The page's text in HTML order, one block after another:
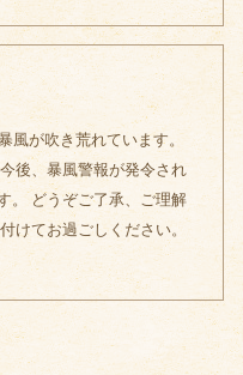
風が吹き荒れています。
後、暴風警報が発令され
。 どうぞご了承、ご理解
けてお過ごしください。